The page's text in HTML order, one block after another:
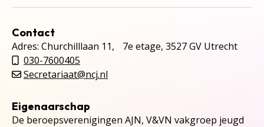
Contact
Adres: Churchilllaan 11, 7e etage, 3527 GV Utrecht
030-7600405
Secretariaat@ncj.nl
Eigenaarschap
De beroepsverenigingen AJN, V&VN vakgroep jeugd